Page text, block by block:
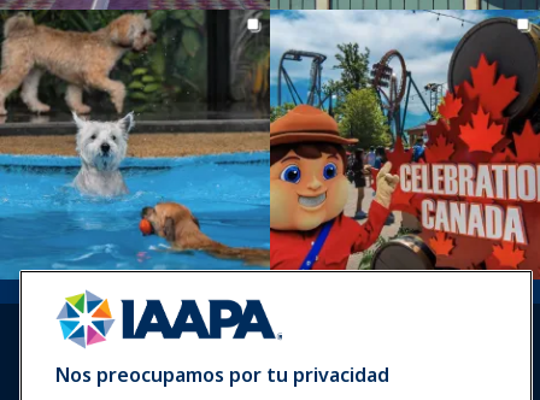
Nos preocupamos por tu privacidad